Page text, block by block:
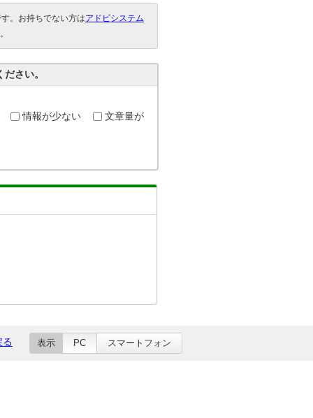
。お持ちでない方はアドビシステム
さい。
情報が少ない
文章量が
る 表示 PC スマートフォン